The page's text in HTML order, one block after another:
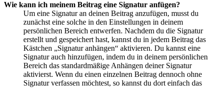
Wie kann ich meinem Beitrag eine Signatur anfügen?
Um eine Signatur an deinen Beitrag anzufügen, musst du
zunächst eine solche in den Einstellungen in deinem
persönlichen Bereich entwerfen. Nachdem du die Signatur
erstellt und gespeichert hast, kannst du in jedem Beitrag das
Kästchen „Signatur anhängen“ aktivieren. Du kannst eine
Signatur auch hinzufügen, indem du in deinem persönlichen
Bereich das standardmäßige Anhängen deiner Signatur
aktivierst. Wenn du einen einzelnen Beitrag dennoch ohne
Signatur verfassen möchtest, so kannst du dort einfach das